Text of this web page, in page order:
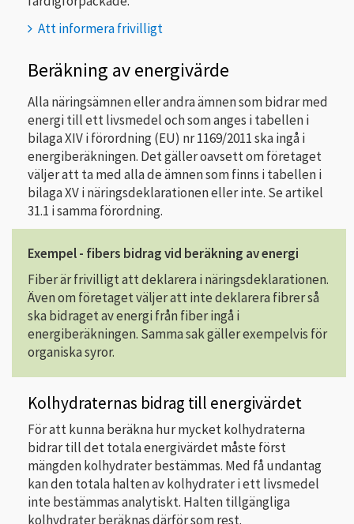
Att informera frivilligt
Beräkning av energivärde
Alla näringsämnen eller andra ämnen som bidrar med
energi till ett livsmedel och som anges i tabellen i
bilaga XIV i förordning (EU) nr 1169/2011 ska ingå i
energiberäkningen. Det gäller oavsett om företaget
väljer att ta med alla de ämnen som finns i tabellen i
bilaga XV i näringsdeklarationen eller inte. Se artikel
31.1 i samma förordning.
Exempel - fibers bidrag vid beräkning av energi
Fiber är frivilligt att deklarera i näringsdeklarationen.
Även om företaget väljer att inte deklarera fibrer så
ska bidraget av energi från fiber ingå i
energiberäkningen. Samma sak gäller exempelvis för
organiska syror.
Kolhydraternas bidrag till energivärdet
För att kunna beräkna hur mycket kolhydraterna
bidrar till det totala energivärdet måste först
mängden kolhydrater bestämmas. Med få undantag
kan den totala halten av kolhydrater i ett livsmedel
inte bestämmas analytiskt. Halten tillgängliga
kolhydrater beräknas därför som rest.